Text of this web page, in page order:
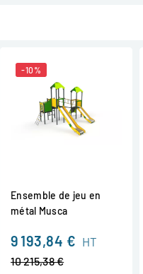
-10%
Ensemble de jeu en
métal Musca
9 193,84 € HT
10 215,38 €